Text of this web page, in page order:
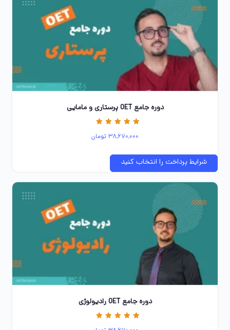
دوره جامع OET پرستاری و مامایی
5.00
38,670,000 تومان
شرایط پرداخت را انتخاب کنید
دوره جامع OET رادیولوژی